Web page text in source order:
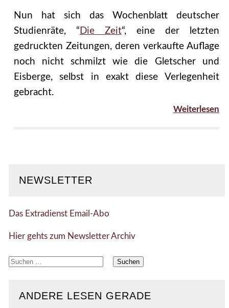
Nun hat sich das Wochenblatt deutscher
Studienräte, “ Die Zeit“, eine der letzten
gedruckten Zeitungen, deren verkaufte Auflage
noch nicht schmilzt wie die Gletscher und
Eisberge, selbst in exakt diese Verlegenheit
gebracht.
Weiterlesen
NEWSLETTER
Das Extradienst Email-Abo
Hier gehts zum Newsletter Archiv
Suchen
ANDERE LESEN GERADE